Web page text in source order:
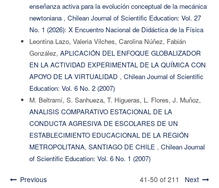
enseñanza activa para la evolución conceptual de la mecánica
newtoniana , Chilean Journal of Scientific Education: Vol. 27
No. 1 (2026): X Encuentro Nacional de Didáctica de la Física
Leontina Lazo, Valeria Vilches, Carolina Núñez, Fabián
González, APLICACIÓN DEL ENFOQUE GLOBALIZADOR
EN LA ACTIVIDAD EXPERIMENTAL DE LA QUÍMICA CON
APOYO DE LA VIRTUALIDAD , Chilean Journal of Scientific
Education: Vol. 6 No. 2 (2007)
M. Beltramí, S. Sanhueza, T. Higueras, L. Flores, J. Muñoz,
ANALISIS COMPARATIVO ESTACIONAL DE LA
CONDUCTA AGRESIVA DE ESCOLARES DE UN
ESTABLECIMIENTO EDUCACIONAL DE LA REGIÓN
METROPOLITANA, SANTIAGO DE CHILE , Chilean Journal
of Scientific Education: Vol. 6 No. 1 (2007)
Previous 41-50 of 211 Next